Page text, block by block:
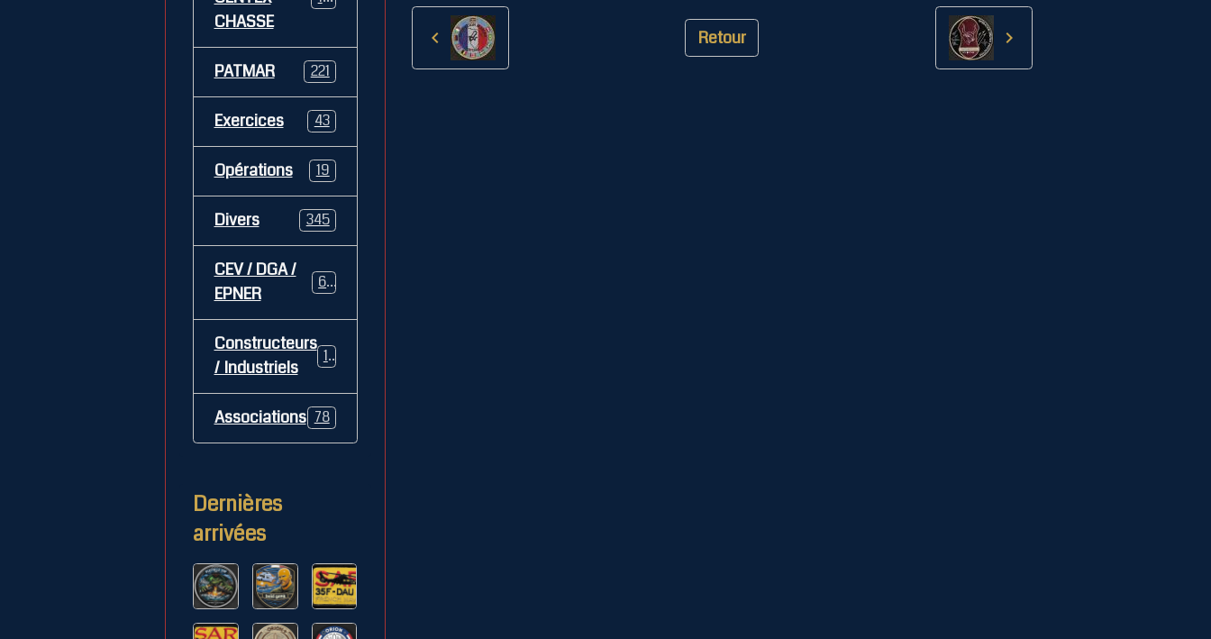
Retour
CHASSE
PATMAR 221
Exercices 43
Opérations 19
Divers 345
CEV / DGA /
EPNER
62
Constructeurs
/ Industriels
127
Associations 78
Dernières
arrivées